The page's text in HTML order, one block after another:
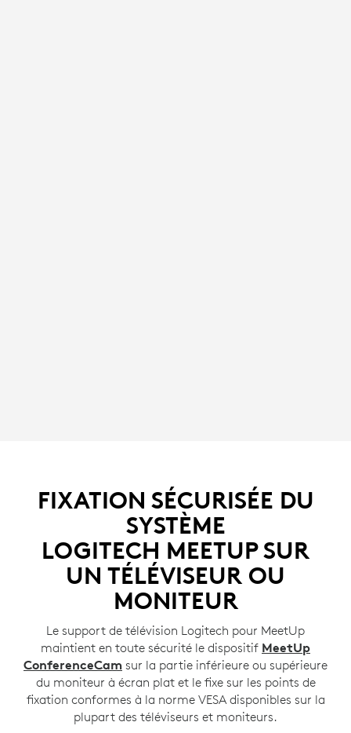
FIXATION SÉCURISÉE DU
SYSTÈME
LOGITECH MEETUP SUR
UN TÉLÉVISEUR OU
MONITEUR
Le support de télévision Logitech pour MeetUp
maintient en toute sécurité le dispositif MeetUp
ConferenceCam sur la partie inférieure ou supérieure
du moniteur à écran plat et le fixe sur les points de
fixation conformes à la norme VESA disponibles sur la
plupart des téléviseurs et moniteurs.